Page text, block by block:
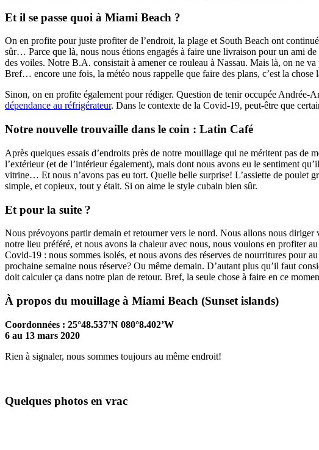
Et il se passe quoi à Miami Beach ?
On en profite pour juste profiter de l’endroit, la plage et South Beach ont
sûr… Parce que là, nous nous étions engagés à faire une livraison pour un ami
des voiles. Notre B.A. consistait à amener ce rouleau à Nassau. Mais là, on ne
Bref… encore une fois, la météo nous rappelle que faire des plans, c’est la
Sinon, on en profite également pour rédiger. Question de tenir occupée Andrée-
dépendance au réfrigérateur. Dans le contexte de la Covid-19, peut-être que
Notre nouvelle trouvaille dans le coin : Latin Café
Après quelques essais d’endroits près de notre mouillage qui ne méritent pas
l’extérieur (et de l’intérieur également), mais dont nous avons eu le sentiment
vitrine… Et nous n’avons pas eu tort. Quelle belle surprise! L’assiette de poulet
simple, et copieux, tout y était. Si on aime le style cubain bien sûr.
Et pour la suite ?
Nous prévoyons partir demain et retourner vers le nord. Nous allons nous
notre lieu préféré, et nous avons la chaleur avec nous, nous voulons en profiter
Covid-19 : nous sommes isolés, et nous avons des réserves de nourritures pour
prochaine semaine nous réserve? Ou même demain. D’autant plus qu’il faut
doit calculer ça dans notre plan de retour. Bref, la seule chose à faire en ce
À propos du mouillage à Miami Beach (Sunset islands)
Coordonnées : 25°48.537’N 080°8.402’W
6 au 13 mars 2020
Rien à signaler, nous sommes toujours au même endroit!
Quelques photos en vrac